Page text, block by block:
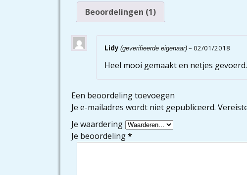
Beoordelingen (1)
Lidy (geverifieerde eigenaar) – 02/01/2018
Heel mooi gemaakt en netjes
Een beoordeling toevoegen
Je e-mailadres wordt niet gepubliceerd.
Je waardering
Je beoordeling*